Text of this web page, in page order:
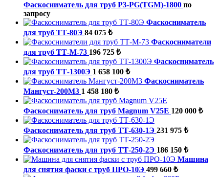
Фаскосниматель для труб P3-PG(TGM)-1800 по
запросу
Фаскосниматель
для труб ТТ-80Э 84 075 ₺
Фаскосниматели
для труб ТТ-М-73 196 725 ₺
Фаскосниматель
для труб ТТ-1300Э 1 658 100 ₺
Фаскосниматель
Мангуст-200М3 1 458 180 ₺
Фаскосниматель для труб Magnum V25E 120 000 ₺
Фаскосниматель для труб ТТ-630-1Э 231 975 ₺
Фаскосниматель для труб ТТ-250-2Э 186 150 ₺
Машина
для снятия фаски с труб ПРО-10Э 499 660 ₺